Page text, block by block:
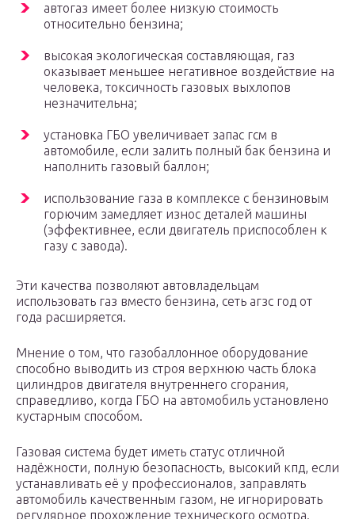
автогаз имеет более низкую стоимость
относительно бензина;
высокая экологическая составляющая, газ
оказывает меньшее негативное воздействие на
человека, токсичность газовых выхлопов
незначительна;
установка ГБО увеличивает запас гсм в
автомобиле, если залить полный бак бензина и
наполнить газовый баллон;
использование газа в комплексе с бензиновым
горючим замедляет износ деталей машины
(эффективнее, если двигатель приспособлен к
газу с завода).
Эти качества позволяют автовладельцам
использовать газ вместо бензина, сеть агзс год от
года расширяется.
Мнение о том, что газобаллонное оборудование
способно выводить из строя верхнюю часть блока
цилиндров двигателя внутреннего сгорания,
справедливо, когда ГБО на автомобиль установлено
кустарным способом.
Газовая система будет иметь статус отличной
надёжности, полную безопасность, высокий кпд, если
устанавливать её у профессионалов, заправлять
автомобиль качественным газом, не игнорировать
регулярное прохождение технического осмотра.